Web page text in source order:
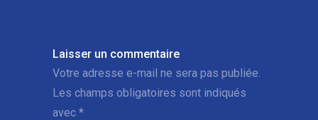
Laisser un commentaire
Votre adresse e-mail ne sera pas publiée.
Les champs obligatoires sont indiqués
avec *